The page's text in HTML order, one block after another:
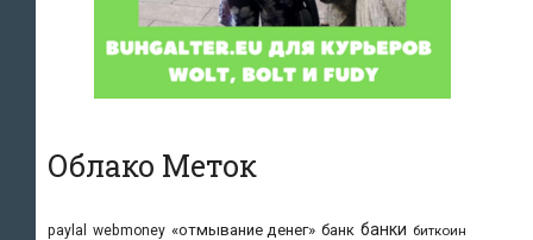
Облако Меток
paylal webmoney «отмывание денег» банк банки биткоин